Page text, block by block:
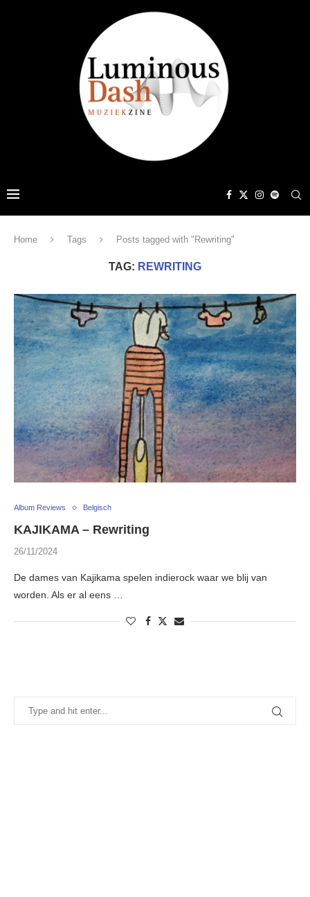
Home Tags Posts tagged with "Rewriting"
TAG: REWRITING
Album Reviews Belgisch
KAJIKAMA – Rewriting
26/11/2024
De dames van Kajikama spelen indierock waar we blij van
worden. Als er al eens …